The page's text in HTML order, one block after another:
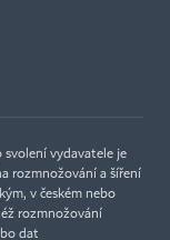
svolení vydavatele je
rozmnožování a šíření
v českém nebo
rozmnožování
dat